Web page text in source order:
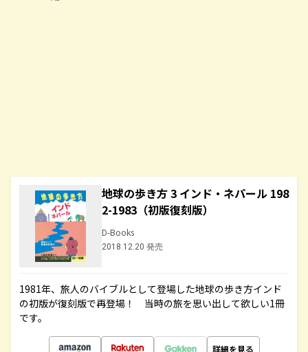
地球の歩き方 3 インド・ネパール 198
2-1983（初版復刻版）
D-Books
2018.12.20 発売
1981年、旅人のバイブルとして登場した地球の歩き方インド
の初版が復刻版で再登場！ 当時の旅を思い出して欲しい1冊
です。
詳細を見る